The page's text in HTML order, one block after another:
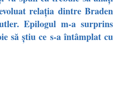
relaţia dintre Braden
Epilogul m-a surprins
să ştiu ce s-a întâmplat cu